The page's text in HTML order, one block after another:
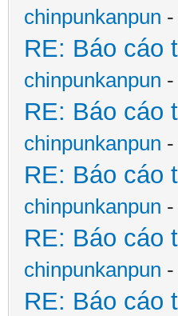
chinpunkanpun
RE: Báo cáo
chinpunkanpun
RE: Báo cáo
chinpunkanpun
RE: Báo cáo
chinpunkanpun
RE: Báo cáo
chinpunkanpun
RE: Báo cáo